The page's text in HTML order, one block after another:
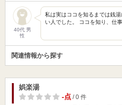
40代 男
性
私は実はココを知るまでは銭
い人でした。 ココを知り、仕
関連情報から探す
娯楽湯
-点/ 0 件